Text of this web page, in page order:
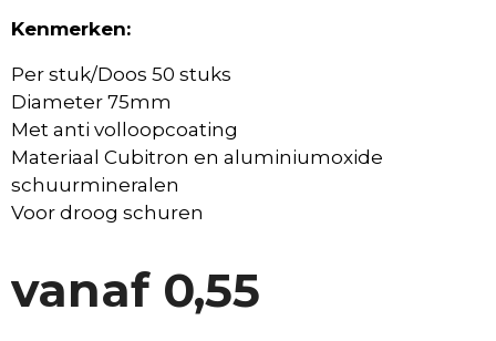
Kenmerken:
Per stuk/Doos 50 stuks
Diameter 75mm
Met anti volloopcoating
Materiaal Cubitron en aluminiumoxide
schuurmineralen
Voor droog schuren
vanaf 0,55